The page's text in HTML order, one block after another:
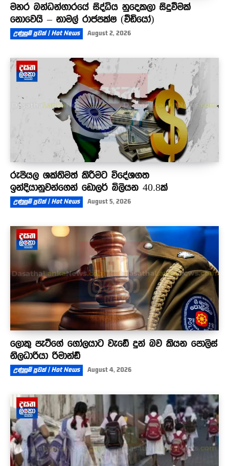
මහර බන්ධන්ගාරයේ සිද්ධිය හුදෙකලා සිදුවීමක්
නොවෙයි – නාමල් රාජපක්ෂ (වීඩියෝ)
උණුසුම් පුවත් | Hot News August 2, 2026
රුපියල ශක්තිමත් කිරීමට විදේශගත
ඉන්දියානුවන්ගෙන් ඩොලර් බිලියන 40.8ක්
උණුසුම් පුවත් | Hot News August 5, 2026
ලොකු පැටීගේ ගෝලයාට වැඩේ දුන් බව කියන පොලිස්
නිලධාරියා රිමාන්ඩ්
උණුසුම් පුවත් | Hot News August 4, 2026